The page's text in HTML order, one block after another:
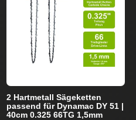
2 Hartmetall Sägeketten
passend für Dynamac DY 51 |
40cm 0.325 66TG 1,5mm